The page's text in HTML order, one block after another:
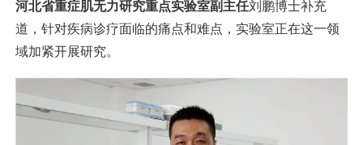
河北省重症肌无力研究重点实验室副主任刘鹏博士补充
道，针对疾病诊疗面临的痛点和难点，实验室正在这一领
域加紧开展研究。